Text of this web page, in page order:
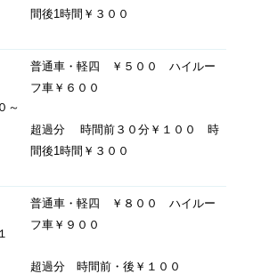
間後1時間￥３００
～
普通車・軽四 ￥５００ ハイルー
フ車￥６００
超過分 時間前３０分￥１００ 時
間後1時間￥３００
普通車・軽四 ￥８００ ハイルー
フ車￥９００
超過分 時間前・後￥１００